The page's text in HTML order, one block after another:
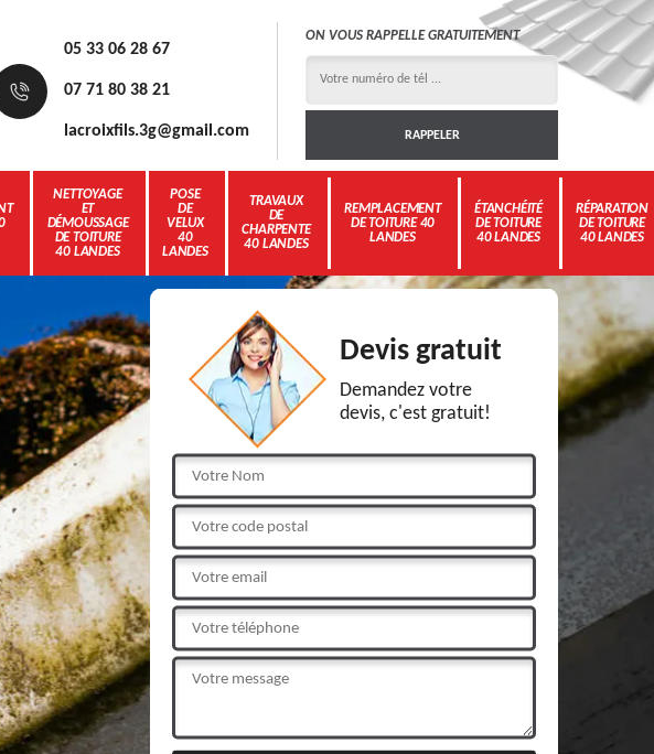
05 33 06 28 67
07 71 80 38 21
lacroixfils.3g@gmail.com
ON VOUS RAPPELLE GRATUITEMENT
NETTOYAGE
ET
DÉMOUSSAGE
DE TOITURE
40 LANDES
POSE
DE
VELUX
40
LANDES
TRAVAUX
DE
CHARPENTE
40 LANDES
REMPLACEMENT
DE TOITURE 40
LANDES
ÉTANCHÉITÉ
DE TOITURE
40 LANDES
RÉPARATION
DE TOITURE
40 LANDES
Devis gratuit
Demandez votre
devis, c'est gratuit!